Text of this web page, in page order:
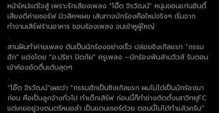
หน้าใหม่แต่ใจสู้ เพราะรักเสียงเพลง “โอ๊ต จิรวัฒน์” หนุ่มขอนแก่นอินดี้
เสียงดีค่ายซอร์ฟ มิวสิคฯเผย เส้นทางนักร้องคือใหม่จริงๆ เริ่มจาก
ทำงานเสิร์ฟร้านอาหาร ชอบร้องเพลง จนเข้าหูผู้ใหญ่
.
สานฝันทำค่ายเพลง ดันเป็นนักร้องอย่างเร็ว ปล่อยซิงเกิลแรก “กรรม
ฮัก” แต่งโดย “อ.ปรีชา ปัดภัย” ครูเพลง –นักร้องพันล้านวิวส์ รับตอน
เข้าห้องอัดตื่นเต้นสุดๆ
.
“โอ๊ต จิรวัฒน์”เผยว่า “กรรมฮักเป็นซิงเกิลแรก ผมไม่ได้เป็นนักร้องมา
ก่อน คือเป็นลูกจ้างทั่วไป ทำเด็กเสิร์ฟ ก่อนนี้ก็ทำช่างติดตั้งเสาวิทยุFC
แต่เคยอยู่วงดนตรีหมอลำ เป็นแดนเซอร์ด้วย ตอนนี้ไม่ได้ทำแล้วครับ”